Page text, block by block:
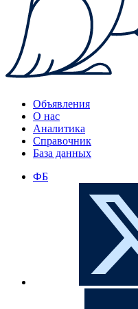
Объявления
О нас
Аналитика
Справочник
База данных
ФБ